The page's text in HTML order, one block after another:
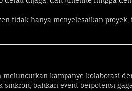
tidak hanya menyelesaikan
kampanye kolaborasi
bahkan event berpotensi